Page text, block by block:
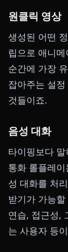
원클릭 영상
생성된 어떤
립으로 애니
순간에 가장
잡아주는 설
것들이죠.
음성 대화
타이핑보다
통화 롤플레
성 대화를 처
받기가 가능
연습, 접근성,
는 사용자 등